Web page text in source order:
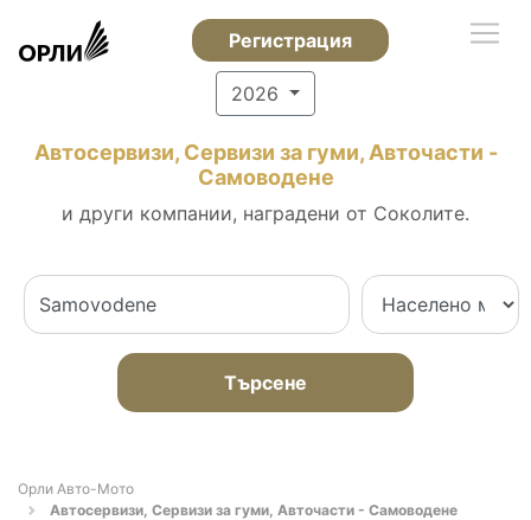
Регистрация
2026
Автосервизи, Сервизи за гуми, Авточасти -
Самоводене
и други компании, наградени от Соколите.
Търсене
Орли Aвто-Mото
Автосервизи, Сервизи за гуми, Авточасти - Самоводене